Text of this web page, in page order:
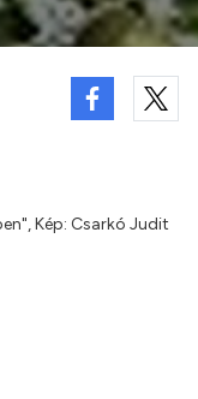
Kép: Csarkó Judit